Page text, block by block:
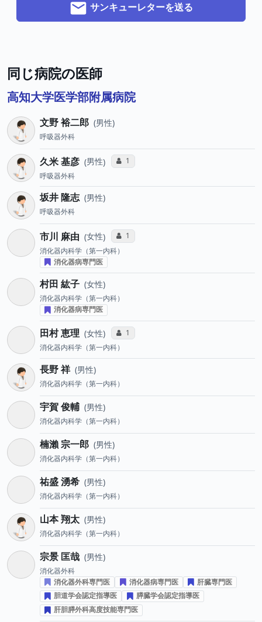
サンキューレターを送る
同じ病院の医師
高知大学医学部附属病院
文野 裕二郎 男性
呼吸器外科
久米 基彦 男性 コミュニケーション・タイプ投票数
1
呼吸器外科
坂井 隆志 男性
呼吸器外科
市川 麻由 女性 コミュニケーション・タイプ投票数
1
消化器内科学（第一内科）
消化器病専門医
村田 紘子 女性
消化器内科学（第一内科）
消化器病専門医
田村 恵理 女性 コミュニケーション・タイプ投票数
1
消化器内科学（第一内科）
長野 祥 男性
消化器内科学（第一内科）
宇賀 俊輔 男性
消化器内科学（第一内科）
楠瀨 宗一郎 男性
消化器内科学（第一内科）
祐盛 湧希 男性
消化器内科学（第一内科）
山本 翔太 男性
消化器内科学（第一内科）
宗景 匡哉 男性
消化器外科
消化器外科専門医
消化器病専門医
肝臓専門医
胆道学会認定指導医
膵臓学会認定指導医
肝胆膵外科高度技能専門医